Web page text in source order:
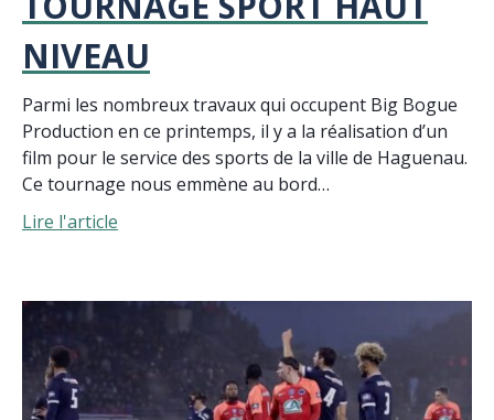
NIVEAU
Parmi les nombreux travaux qui occupent Big Bogue
Production en ce printemps, il y a la réalisation d’un
film pour le service des sports de la ville de Haguenau.
Ce tournage nous emmène au bord…
Lire l'article